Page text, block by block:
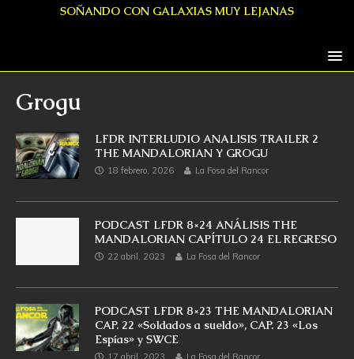
SOÑANDO CON GALAXIAS MUY LEJANAS
Grogu
LFDR INTERLUDIO ANALISIS TRAILER 2
THE MANDALORIAN Y GROGU
18 febrero, 2026 La Fosa del Rancor
PODCAST LFDR 8×24 ANÁLISIS THE
MANDALORIAN CAPÍTULO 24 EL REGRESO
22 abril, 2023 La Fosa del Rancor
PODCAST LFDR 8×23 THE MANDALORIAN
CAP. 22 «Soldados a sueldo», CAP. 23 «Los
Espías» y SWCE
17 abril, 2023 La Fosa del Rancor